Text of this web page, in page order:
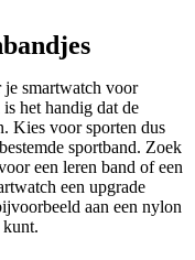
smartwatch voor
het handig dat de
Kies voor sporten dus
sportband. Zoek
een leren band of een
een upgrade
aan een nylon
kunt.